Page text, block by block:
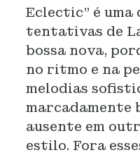
Eclectic” é uma
tentativas de
bossa nova,
no ritmo e na
melodias
marcadamente
ausente em
estilo. Fora